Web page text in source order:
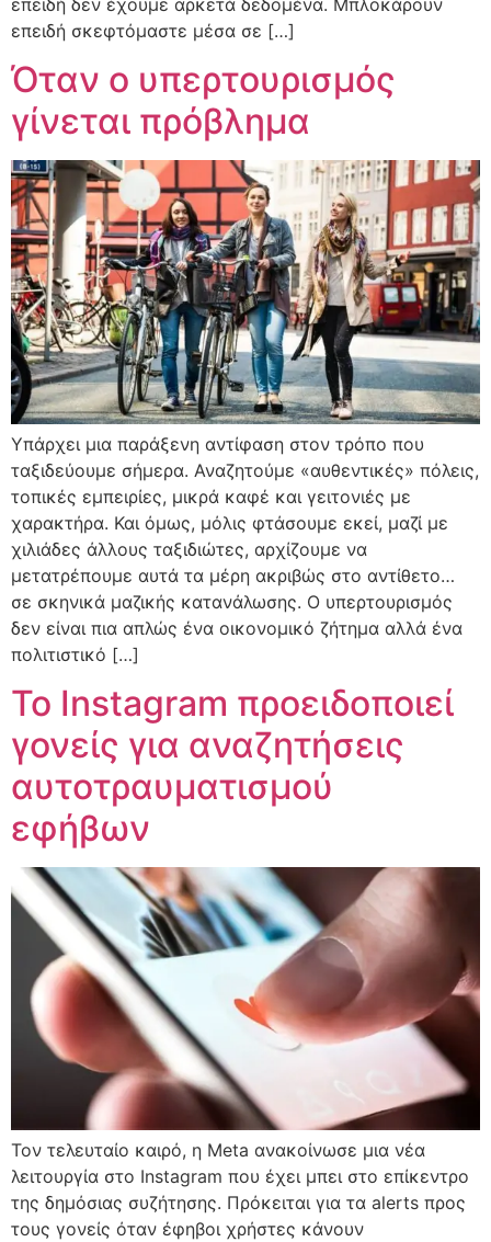
επειδή σκεφτόμαστε μέσα σε […]
Όταν ο υπερτουρισμός
γίνεται πρόβλημα
Υπάρχει μια παράξενη αντίφαση στον τρόπο που
ταξιδεύουμε σήμερα. Αναζητούμε «αυθεντικές» πόλεις,
τοπικές εμπειρίες, μικρά καφέ και γειτονιές με
χαρακτήρα. Και όμως, μόλις φτάσουμε εκεί, μαζί με
χιλιάδες άλλους ταξιδιώτες, αρχίζουμε να
μετατρέπουμε αυτά τα μέρη ακριβώς στο αντίθετο…
σε σκηνικά μαζικής κατανάλωσης. Ο υπερτουρισμός
δεν είναι πια απλώς ένα οικονομικό ζήτημα αλλά ένα
πολιτιστικό […]
Το Instagram προειδοποιεί
γονείς για αναζητήσεις
αυτοτραυματισμού
εφήβων
Τον τελευταίο καιρό, η Meta ανακοίνωσε μια νέα
λειτουργία στο Instagram που έχει μπει στο επίκεντρο
της δημόσιας συζήτησης. Πρόκειται για τα alerts προς
τους γονείς όταν έφηβοι χρήστες κάνουν